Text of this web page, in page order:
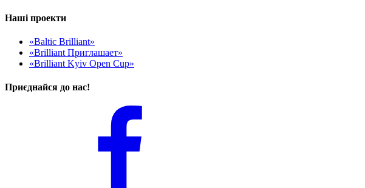
Наші проекти
«Baltic Brilliant»
«Brilliant Приглашает»
«Brilliant Kyiv Open Cup»
Приєднайся до нас!